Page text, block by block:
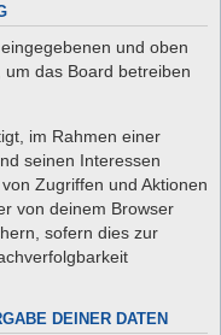
und oben
das Board betreiben
im Rahmen einer
seinen Interessen
Zugriffen und Aktionen
von deinem Browser
sofern dies zur
DEINER DATEN